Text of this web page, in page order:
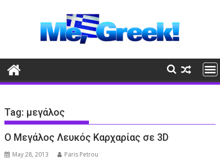
Tag: μεγάλος
Ο Μεγάλος Λευκός Καρχαρίας σε 3D
May 28, 2013 Paris Petrou